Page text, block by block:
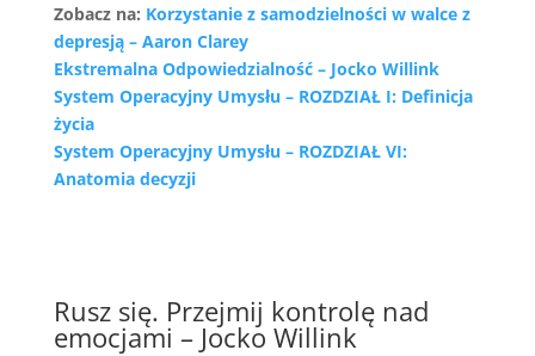
Zobacz na: Korzystanie z samodzielności w walce z
depresją – Aaron Clarey
Ekstremalna Odpowiedzialność – Jocko Willink
System Operacyjny Umysłu – ROZDZIAŁ I: Definicja
życia
System Operacyjny Umysłu – ROZDZIAŁ VI:
Anatomia decyzji
Rusz się. Przejmij kontrolę nad
emocjami – Jocko Willink